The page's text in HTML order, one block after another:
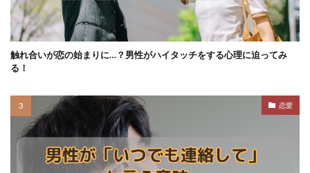
触れ合いが恋の始まりに…？男性がハイタッチをする心理に迫ってみ
る！
恋愛